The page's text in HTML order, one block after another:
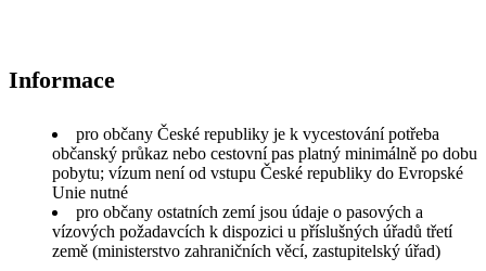
Informace
pro občany České republiky je k vycestování potřeba
občanský průkaz nebo cestovní pas platný minimálně po dobu
pobytu; vízum není od vstupu České republiky do Evropské
Unie nutné
pro občany ostatních zemí jsou údaje o pasových a
vízových požadavcích k dispozici u příslušných úřadů třetí
země (ministerstvo zahraničních věcí, zastupitelský úřad)